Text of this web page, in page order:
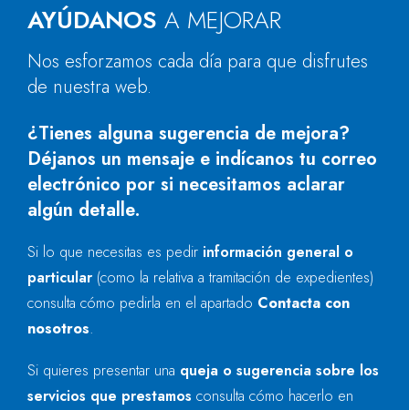
AYÚDANOS A MEJORAR
Nos esforzamos cada día para que disfrutes
de nuestra web.
¿Tienes alguna sugerencia de mejora?
Déjanos un mensaje e indícanos tu correo
electrónico por si necesitamos aclarar
algún detalle.
Si lo que necesitas es pedir información general o
particular (como la relativa a tramitación de expedientes)
consulta cómo pedirla en el apartado Contacta con
nosotros.
Si quieres presentar una queja o sugerencia sobre los
servicios que prestamos consulta cómo hacerlo en